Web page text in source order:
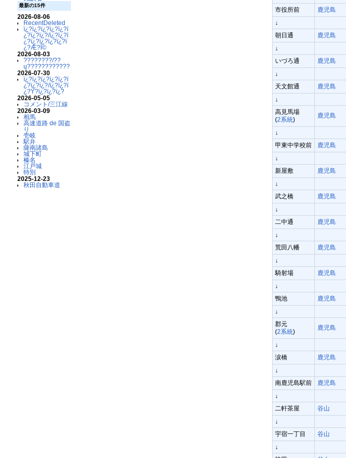
最新の15件
2026-08-06
RecentDeleted
ï¿?ï¿?ï¿?ï¿?ï¿?ï
¿?ï¿?ï¿?/ï¿?ï¿?ï
¿?ï¿?ï¿?ï¿?ï¿?ï
¿?Æ?Ï©
2026-08-03
????????/??
ų????????????
2026-07-30
ï¿?ï¿?ï¿?ï¿?ï¿?ï
¿?ï¿?ï¿?/ï¿?ï¿?ï
¿?Ý?ï¿?ï¿?ï¿?
2026-05-05
コメント/三江線
2026-03-09
相馬
高速道路 de 国盗
り
壱岐
駅弁
薩南諸島
城下町
榛名
江戸城
特別
2025-12-23
秋田自動車道
市役所前
鹿児島
↓
朝日通
鹿児島
↓
いづろ通
鹿児島
↓
天文館通
鹿児島
↓
高見馬場
(2系統)
鹿児島
↓
甲東中学校前
鹿児島
↓
新屋敷
鹿児島
↓
武之橋
鹿児島
↓
二中通
鹿児島
↓
荒田八幡
鹿児島
↓
騎射場
鹿児島
↓
鴨池
鹿児島
↓
郡元
(2系統)
鹿児島
↓
涙橋
鹿児島
↓
南鹿児島駅前
鹿児島
↓
二軒茶屋
谷山
↓
宇宿一丁目
谷山
↓